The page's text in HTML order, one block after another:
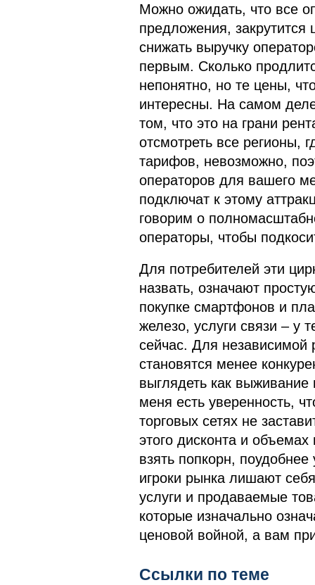
Можно ожидать, что все
предложения, закрутится
снижать выручку
первым. Сколько
непонятно, но те цены,
интересны. На самом
том, что это на грани
отсмотреть все регионы,
тарифов, невозможно,
операторов для вашего
подключат к этому
говорим о
операторы, чтобы
Для потребителей эти
назвать, означают
покупке смартфонов и
железо, услуги связи – у
сейчас. Для независимой
становятся менее
выглядеть как
меня есть уверенность,
торговых сетях не
этого дисконта и
взять попкорн,
игроки рынка лишают
услуги и продаваемые
которые изначально
ценовой войной, а вам
Ссылки по теме